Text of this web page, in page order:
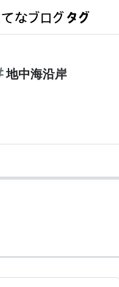
地中海沿岸